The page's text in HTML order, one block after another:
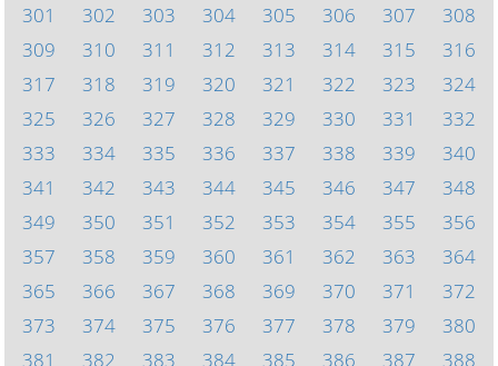
301
302 303 304 305 306 307
308
309
310 311 312 313 314 315
316
317
318 319 320 321 322 323
324
325
326 327 328 329 330 331
332
333
334 335 336 337 338 339
340
341
342 343 344 345 346 347
348
349
350 351 352 353 354 355
356
357
358 359 360 361 362 363
364
365
366 367 368 369 370 371
372
373
374 375 376 377 378 379
380
381
382 383 384 385 386 387 388